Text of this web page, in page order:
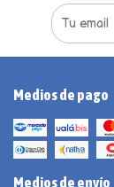
Medios de pago
Medios de envío